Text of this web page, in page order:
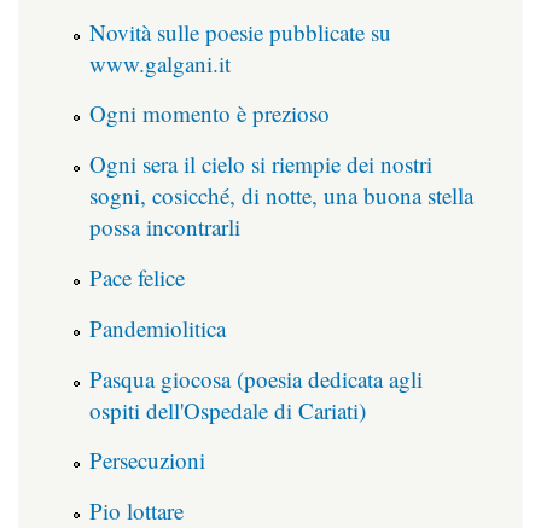
Novità sulle poesie pubblicate su
www.galgani.it
Ogni momento è prezioso
Ogni sera il cielo si riempie dei nostri
sogni, cosicché, di notte, una buona stella
possa incontrarli
Pace felice
Pandemiolitica
Pasqua giocosa (poesia dedicata agli
ospiti dell'Ospedale di Cariati)
Persecuzioni
Pio lottare